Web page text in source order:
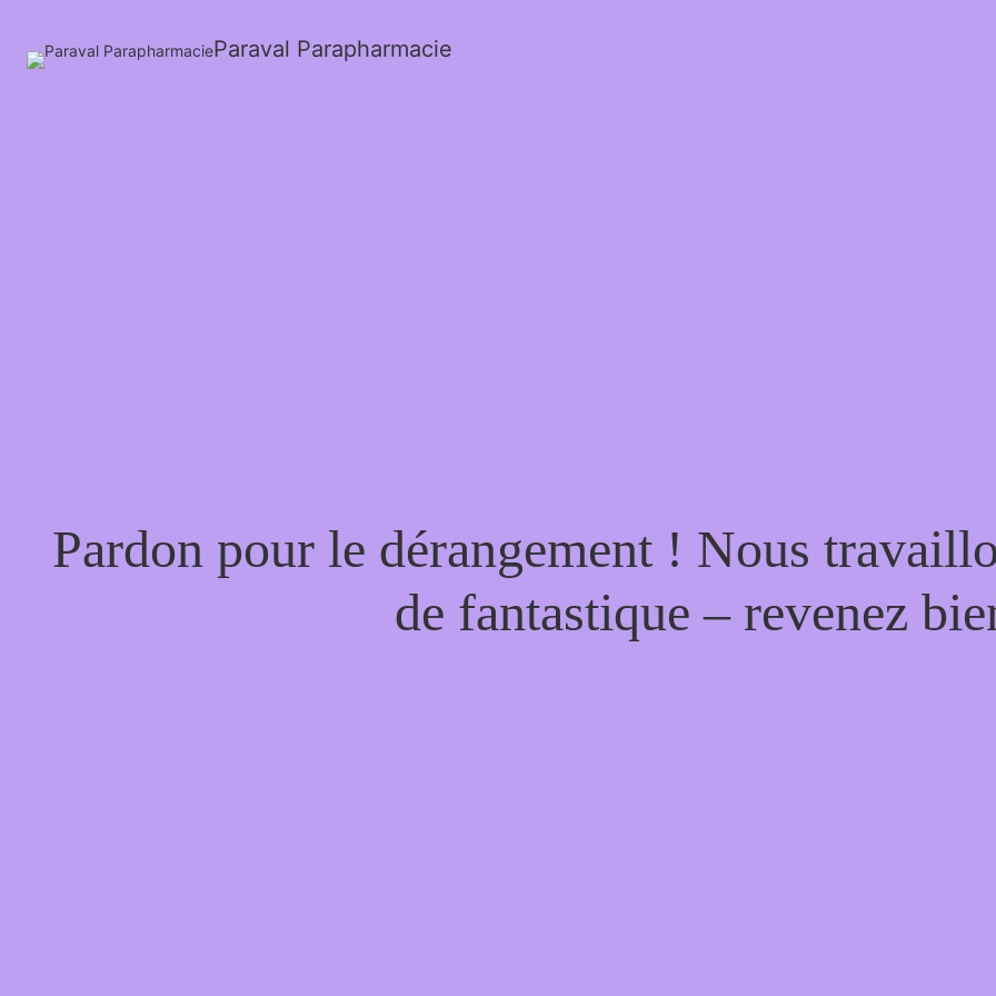
Paraval Parapharmacie
Pardon pour le dérangement ! Nous
de fantastique – revenez